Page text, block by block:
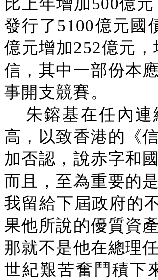
比上年增加500億
發行了5100億元國
億元增加252億元
信，其中一部份本
事開支競賽。
朱鎔基在任內
高，以致香港的《
加否認，說赤字和
而且，至為重要的
我留給下屆政府的
果他所說的優質資
那就不是他在總理
世紀艱苦奮鬥積下